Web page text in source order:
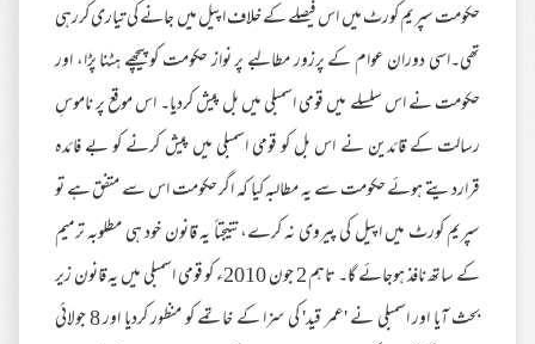
حکومت سپریم کورٹ میں اس فیصلے کے خلاف اپیل میں جانے کی تیاری کررہی
تھی۔اسی دوران عوام کے پرزور مطالبے پر نواز حکومت کو پیچھے ہٹنا پڑا، اور
حکومت نے اس سلسلے میں قومی اسمبلی میں بل پیش کردیا۔ اس موقع پر ناموسِ
رسالت کے قائدین نے اس بل کو قومی اسمبلی میں پیش کرنے کو بے فائدہ
قراردیتے ہوئے حکومت سے یہ مطالبہ کیا کہ اگر حکومت اس سے متفق ہے تو
سپریم کورٹ میں اپیل کی پیروی نہ کرے،نتیجتاً یہ قانون خود ہی مطلوبہ ترمیم
کے ساتھ نافذ ہوجائے گا۔ تاہم 2 جون 2010ء کو قومی اسمبلی میں یہ قانون زیر
بحث آیا اور اسمبلی نے 'عمر قید' کی سزا کے خاتمے کو منظور کردیا اور 8 جولائی